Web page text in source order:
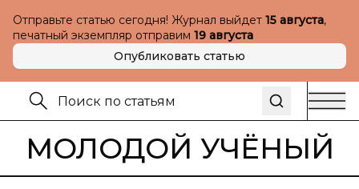
Отправьте статью сегодня! Журнал выйдет 15 августа,
печатный экземпляр отправим 19 августа
Опубликовать статью
МОЛОДОЙ УЧЁНЫЙ